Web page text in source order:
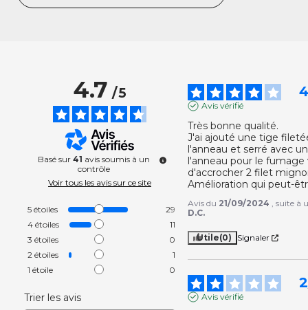
4.7/5
Basé sur 41 avis soumis à un
contrôle
Voir tous les avis sur ce site
5 étoiles
29
4 étoiles
11
3 étoiles
0
2 étoiles
1
1 étoile 0
Trier les avis
Avis vérifié
Très bonne qualité.
J'ai ajouté une tige
l'anneau et serré avec
l'anneau pour le
d'accrocher 2 filet
Amélioration qui peut-
Avis du 21/09/2024 , suite à
D.C.
Utile(0) Signaler
2
Avis vérifié